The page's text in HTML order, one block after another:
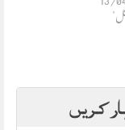
کریں